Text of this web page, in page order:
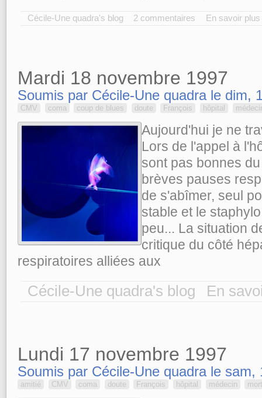
Cécile-Une quadra's blog 2 commentaires En savoir plus
Mardi 18 novembre 1997
Soumis par Cécile-Une quadra le dim,
CMV coma coup de blues doute François hôpital
Aujourd'hui je ne
Lors de l'appel à
sont pas bonnes
brèves pauses
de s'abîmer, seul
stable et le
peu... La situation
critique du côté
respiratoires alliées aux
Cécile-Une quadra's blog En
Lundi 17 novembre 1997
Soumis par Cécile-Une quadra le sam,
amitié CMV coma doute François hôpital médecin